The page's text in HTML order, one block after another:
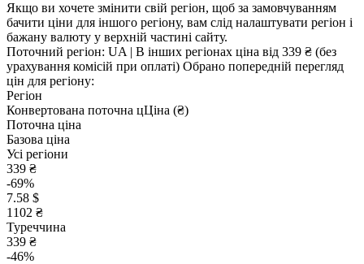
Якщо ви хочете змінити свій регіон, щоб за замовчуванням
бачити ціни для іншого регіону, вам слід налаштувати регіон і
бажану валюту у верхній частині сайту.
Поточний регіон: UA | В інших регіонах ціна від 339 ₴ (без
урахування комісій при оплаті) Обрано попередній перегляд
цін для регіону:
Регіон
Конвертована поточна цЦіна (₴)
Поточна ціна
Базова ціна
Усі регіони
339 ₴
-69%
7.58 $
1102 ₴
Туреччина
339 ₴
-46%